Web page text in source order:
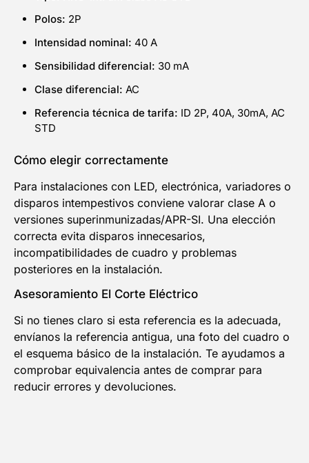
Polos: 2P
Intensidad nominal: 40 A
Sensibilidad diferencial: 30 mA
Clase diferencial: AC
Referencia técnica de tarifa: ID 2P, 40A, 30mA, AC
STD
Cómo elegir correctamente
Para instalaciones con LED, electrónica, variadores o
disparos intempestivos conviene valorar clase A o
versiones superinmunizadas/APR-SI. Una elección
correcta evita disparos innecesarios,
incompatibilidades de cuadro y problemas
posteriores en la instalación.
Asesoramiento El Corte Eléctrico
Si no tienes claro si esta referencia es la adecuada,
envíanos la referencia antigua, una foto del cuadro o
el esquema básico de la instalación. Te ayudamos a
comprobar equivalencia antes de comprar para
reducir errores y devoluciones.